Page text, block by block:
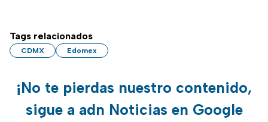
Tags relacionados
CDMX Edomex
¡No te pierdas nuestro contenido,
sigue a adn Noticias en Google